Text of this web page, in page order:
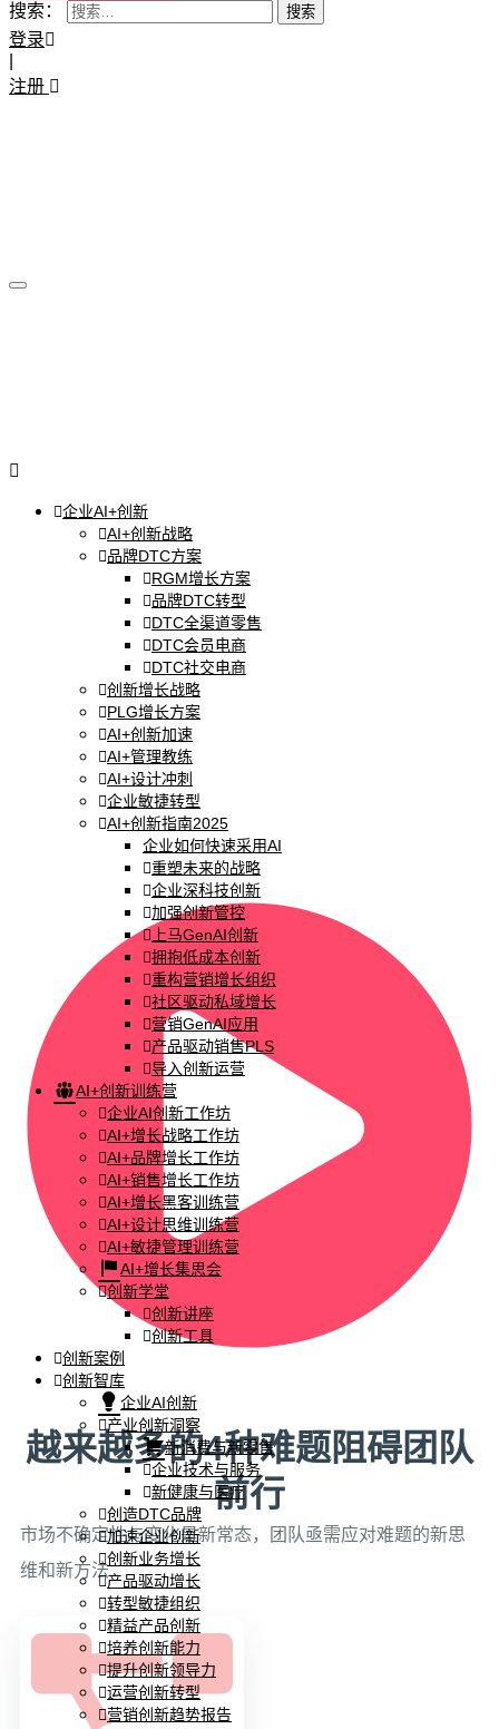
搜索：
登录
注册
企业AI+创新
AI+创新战略
品牌DTC方案
RGM增长方案
品牌DTC转型
DTC全渠道零售
DTC会员电商
DTC社交电商
创新增长战略
PLG增长方案
AI+创新加速
AI+管理教练
AI+设计冲刺
企业敏捷转型
AI+创新指南2025
企业如何快速采用AI
重塑未来的战略
企业深科技创新
加强创新管控
上马GenAI创新
拥抱低成本创新
重构营销增长组织
社区驱动私域增长
营销GenAI应用
产品驱动销售PLS
导入创新运营
AI+创新训练营
企业AI创新工作坊
AI+增长战略工作坊
AI+品牌增长工作坊
AI+销售增长工作坊
AI+增长黑客训练营
AI+设计思维训练营
AI+敏捷管理训练营
AI+增长集思会
创新学堂
创新讲座
创新工具
创新案例
创新智库
企业AI创新
产业创新洞察
新消费与新零售
企业技术与服务
新健康与医疗
创造DTC品牌
加速企业创新
创新业务增长
产品驱动增长
转型敏捷组织
精益产品创新
培养创新能力
提升创新领导力
运营创新转型
营销创新趋势报告
越来越多的4种难题阻碍团队
前行
市场不确定性与变化是新常态，团队亟需应对难题的新思
维和新方法